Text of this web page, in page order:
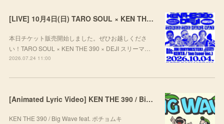
[LIVE] 10月4日(日) TARO SOUL × KEN THE 390 × DEJI スリーマンLIVE "THREE THE HARD WAY” @ ORD. 代官山
本日チケット販売開始しました。ぜひお越しくださ
い！TARO SOUL × KEN THE 390 × DEJI スリーマ…
2026.07.24 11:00
[Animated Lyric Video] KEN THE 390 / Big Wave feat. ポチョムキン,KOPERU,Mii
KEN THE 390 / Big Wave feat. ポチョムキ